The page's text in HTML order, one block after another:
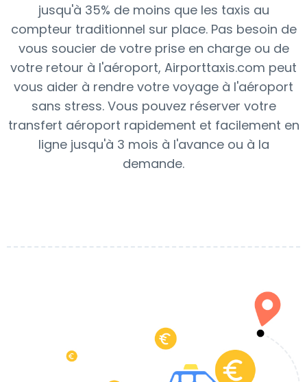
jusqu'à 35% de moins que les taxis au
compteur traditionnel sur place. Pas besoin de
vous soucier de votre prise en charge ou de
votre retour à l'aéroport, Airporttaxis.com peut
vous aider à rendre votre voyage à l'aéroport
sans stress. Vous pouvez réserver votre
transfert aéroport rapidement et facilement en
ligne jusqu'à 3 mois à l'avance ou à la
demande.